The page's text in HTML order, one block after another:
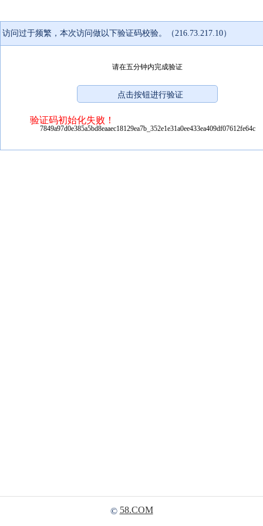
访问过于频繁，本次访问做以下验证码校验。（216.73.217.10）
请在五分钟内完成验证
验证码初始化失败！
7849a97d0e385a5bd8eaaec18129ea7b_352e1e31a0ee433ea409df07612fe64c
© 58.COM